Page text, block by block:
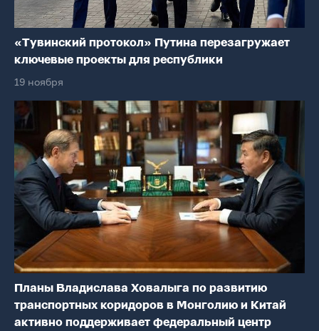
«Тувинский протокол» Путина перезагружает
ключевые проекты для республики
19 ноября
Планы Владислава Ховалыга по развитию
транспортных коридоров в Монголию и Китай
активно поддерживает федеральный центр